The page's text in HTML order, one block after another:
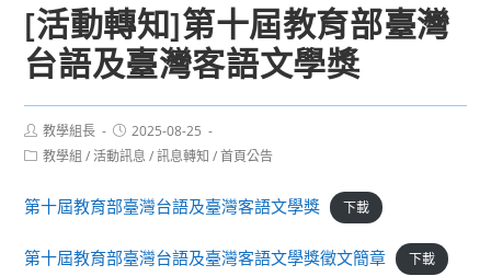
[活動轉知]第十屆教育部臺灣
台語及臺灣客語文學獎
Post
author:
教學組長
Post
published:
2025-08-25
Post教學組 / 活動訊息 / 訊息轉知 / 首頁公告
第十屆教育部臺灣台語及臺灣客語文學獎 下載
第十屆教育部臺灣台語及臺灣客語文學獎徵文簡章 下載